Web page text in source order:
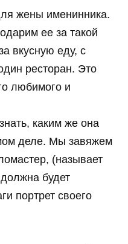
жены именинника.
ее за такой
вкусную еду, с
ресторан. Это
любимого и
каким же она
деле. Мы завяжем
(называет
будет
портрет своего